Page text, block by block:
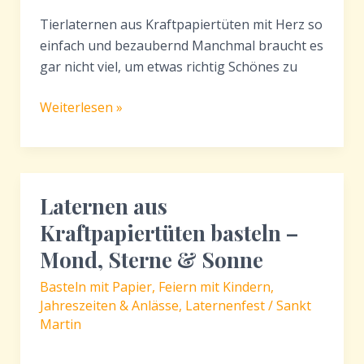
Tierlaternen aus Kraftpapiertüten mit Herz so
einfach und bezaubernd Manchmal braucht es
gar nicht viel, um etwas richtig Schönes zu
Tierlaternen
Kraftpapiertüten
mit
–
einfache
Bastelidee
Kinder
Weiterlesen »
Laternen aus
Kraftpapiertüten basteln –
Mond, Sterne & Sonne
Basteln mit Papier, Feiern mit Kindern,
Jahreszeiten & Anlässe, Laternenfest / Sankt
Martin